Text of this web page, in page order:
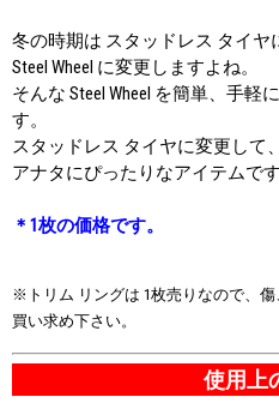
冬の時期は スタッドレス タイヤ
Steel Wheel に変更しますよね。
そんな Steel Wheel を簡単、手軽
す。
スタッドレス タイヤに変更して
アナタにぴったりなアイテムです
＊1枚の価格です。
※トリム リングは 1枚売りなので、
買い求め下さい。
使用上